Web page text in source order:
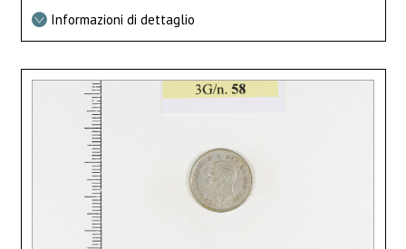
Informazioni di dettaglio